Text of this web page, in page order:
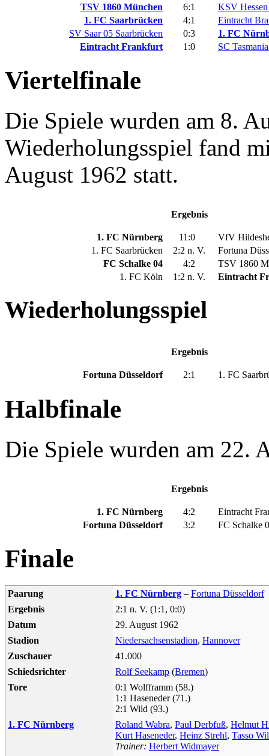
TSV 1860 München
6:1
KSV
1. FC Saarbrücken
4:1
Eintracht
SV Saar 05 Saarbrücken
0:3
1. FC
Eintracht Frankfurt
1:0 SC
Viertelfinale
Die Spiele wurden am 8.
Wiederholungsspiel fand
August 1962 statt.
Ergebnis
1. FC Nürnberg 11:0
VfV
1. FC Saarbrücken
2:2 n. V.
Fortuna
FC Schalke 04
4:2
TSV 1860
1. FC Köln
1:2 n. V. Eintracht
Wiederholungsspiel
Ergebnis
Fortuna Düsseldorf 2:1 1. FC
Halbfinale
Die Spiele wurden am 22.
Ergebnis
1. FC Nürnberg 4:2
Eintracht
Fortuna Düsseldorf
3:2 FC Schalke
Finale
Paarung 1. FC Nürnberg – Fortuna Düsseldorf
Ergebnis
2:1 n. V. (1:1, 0:0)
Datum
29. August 1962
Stadion
Niedersachsenstadion, Hannover
Zuschauer
41.000
Schiedsrichter
Rolf Seekamp (Bremen)
Tore
0:1 Wolfframm (58.)
1:1 Haseneder (71.)
2:1 Wild (93.)
1. FC Nürnberg
Roland Wabra, Paul Derbfuß, Helmut
Kurt Haseneder, Heinz Strehl, Tasso
Trainer: Herbert Widmayer